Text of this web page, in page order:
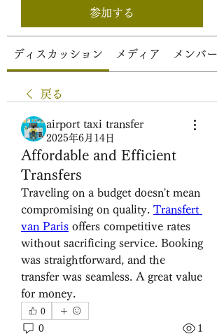
参加する
ディスカッション メディア メンバー
戻る
airport taxi transfer
2025年6月14日
Affordable and Efficient
Transfers
Traveling on a budget doesn't mean
compromising on quality. Transfert
van Paris offers competitive rates
without sacrificing service. Booking
was straightforward, and the
transfer was seamless. A great value
for money.
0
0 1